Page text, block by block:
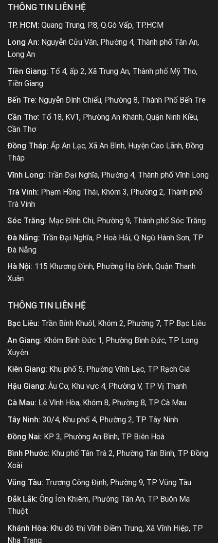
THÔNG TIN LIÊN HỆ
TP. HCM: Quang Trung, P.8, Q.Gò Vấp, TP.HCM
Long An: Nguyễn Cửu Vân, Phường 4, Thành phố Tân An,
Long An
Tiền Giang: Tổ 4, ấp 2, Xã Trung An, Thành phố Mỹ Tho,
Tiền Giang
Bến Tre: Nguyễn Đình Chiểu, Phường 8, Thành Phố Bến Tre
Cần Thơ: Tổ 18, KV1, Phường An Khánh, Quận Ninh Kiều,
Cần Thơ
Đồng Tháp: Ấp An Lạc, Xã An Bình, Huyện Cao Lãnh, Đồng
Tháp
Vĩnh Long: Trần Đại Nghĩa, Phường 4, Thành phố Vĩnh Long
Trà Vinh: Phạm Hồng Thái, Khóm 3, Phường 2, Thành phố
Trà Vinh
Sóc Trăng: Mạc Đĩnh Chi, Phường 9, Thành phố Sóc Trăng
Đà Nẵng: Trần Đại Nghĩa, P Hoà Hải, Q Ngũ Hành Sơn, TP
Đà Nẵng
Hà Nội: 115 Khương Đình, Phường Hạ Đình, Quận Thanh
Xuân
THÔNG TIN LIÊN HỆ
Bạc Liêu: Trần Bỉnh Khuôl, Khóm 2, Phường 7, TP Bạc Liêu
An Giang: Khóm Bình Đức 1, Phường Bình Đức, TP Long
Xuyên
Kiên Giang: Khu phố 5, Phường Vĩnh Lạc, TP Rạch Giá
Hậu Giang: Âu Cơ, Khu vực 4, Phường V, TP Vị Thanh
Cà Mau: Lê Vĩnh Hòa, Khóm 8, Phường 8, TP Cà Mau
Tây Ninh: 30/4, Khu phố 4, Phường 2, TP Tây Ninh
Đồng Nai: KP 3, Phường An Bình, TP Biên Hoà
Bình Phước: Khu phố Tân Trà 2, Phường Tân Bình, TP Đồng
Xoài
Vũng Tàu: Trương Công Định, Phường 9, TP Vũng Tàu
Đắk Lắk: Ông Ích Khiêm, Phường Tân An, TP Buôn Ma
Thuột
Khánh Hòa: Khu đô thị Vĩnh Điềm Trung, Xã Vĩnh Hiệp, TP
Nha Trang